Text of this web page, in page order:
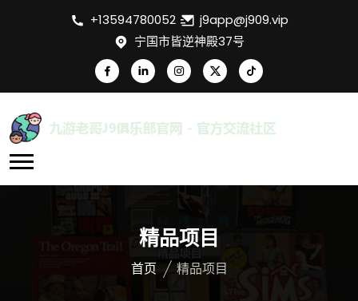
+13594780052
j9app@j909.vip
宁国市皆逆神殿37号
精品项目
首页 精品项目